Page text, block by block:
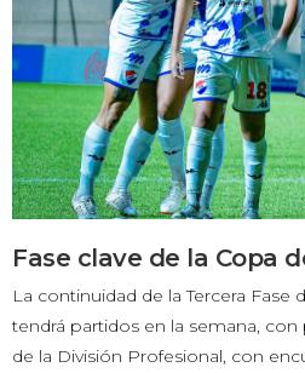
Fase clave de la Copa
La continuidad de la Tercera Fase
tendrá partidos en la semana,
de la División Profesional, con